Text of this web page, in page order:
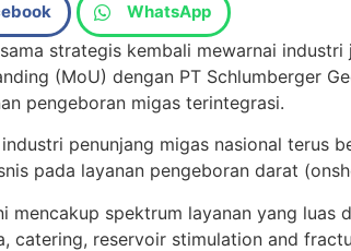
WhatsApp
strategis kembali mewarnai
(MoU) dengan PT Schlumberger
pengeboran migas terintegrasi.
penunjang migas nasional
pada layanan pengeboran darat
mencakup spektrum layanan yang
catering, reservoir stimulation and